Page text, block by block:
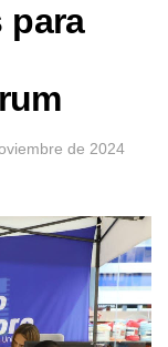
para
de 2024